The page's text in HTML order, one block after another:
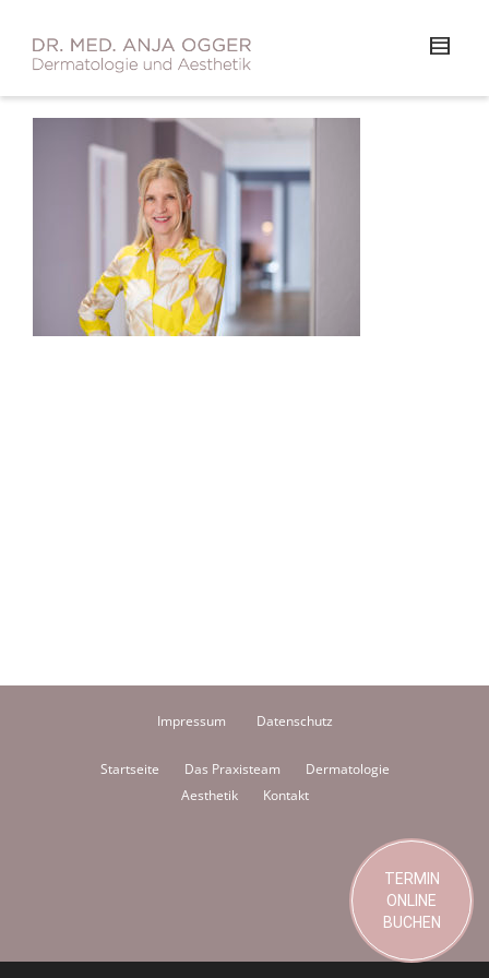
Impressum Datenschutz
Startseite Das Praxisteam
Dermatologie
Aesthetik
Kontakt
TERMIN
ONLINE
BUCHEN